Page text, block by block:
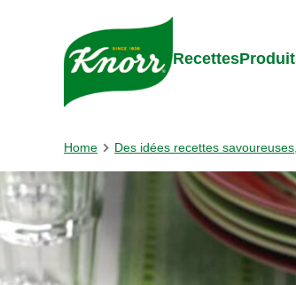
Skip to:
Recettes
Home Des idées recettes